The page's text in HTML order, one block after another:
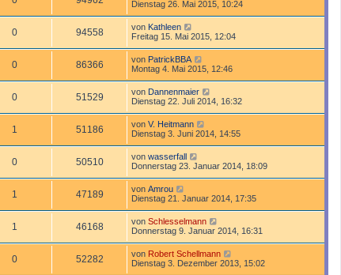
Dienstag 26. Mai 2015, 10:24
0 94558 von Kathleen
Freitag 15. Mai 2015, 12:04
0 86366 von PatrickBBA
Montag 4. Mai 2015, 12:46
0 51529 von Dannenmaier
Dienstag 22. Juli 2014, 16:32
1 51186 von V. Heitmann
Dienstag 3. Juni 2014, 14:55
0 50510 von wasserfall
Donnerstag 23. Januar 2014, 18:09
1 47189 von Amrou
Dienstag 21. Januar 2014, 17:35
1 46168 von Schlesselmann
Donnerstag 9. Januar 2014, 16:31
0 52282 von Robert Schellmann
Dienstag 3. Dezember 2013, 15:02